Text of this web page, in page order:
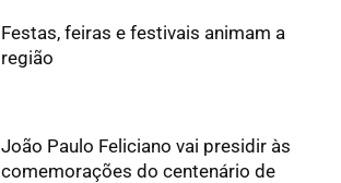
Festas, feiras e festivais animam a
região
João Paulo Feliciano vai presidir às
comemorações do centenário de